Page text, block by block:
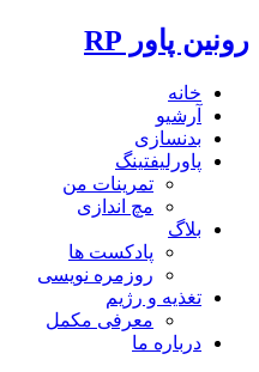
رونین پاور RP
خانه
آرشیو
بدنسازی
پاورلیفتینگ
تمرینات من
مچ اندازی
بلاگ
پادکست ها
روزمره نویسی
تغذیه و رژیم
معرفی مکمل
درباره ما